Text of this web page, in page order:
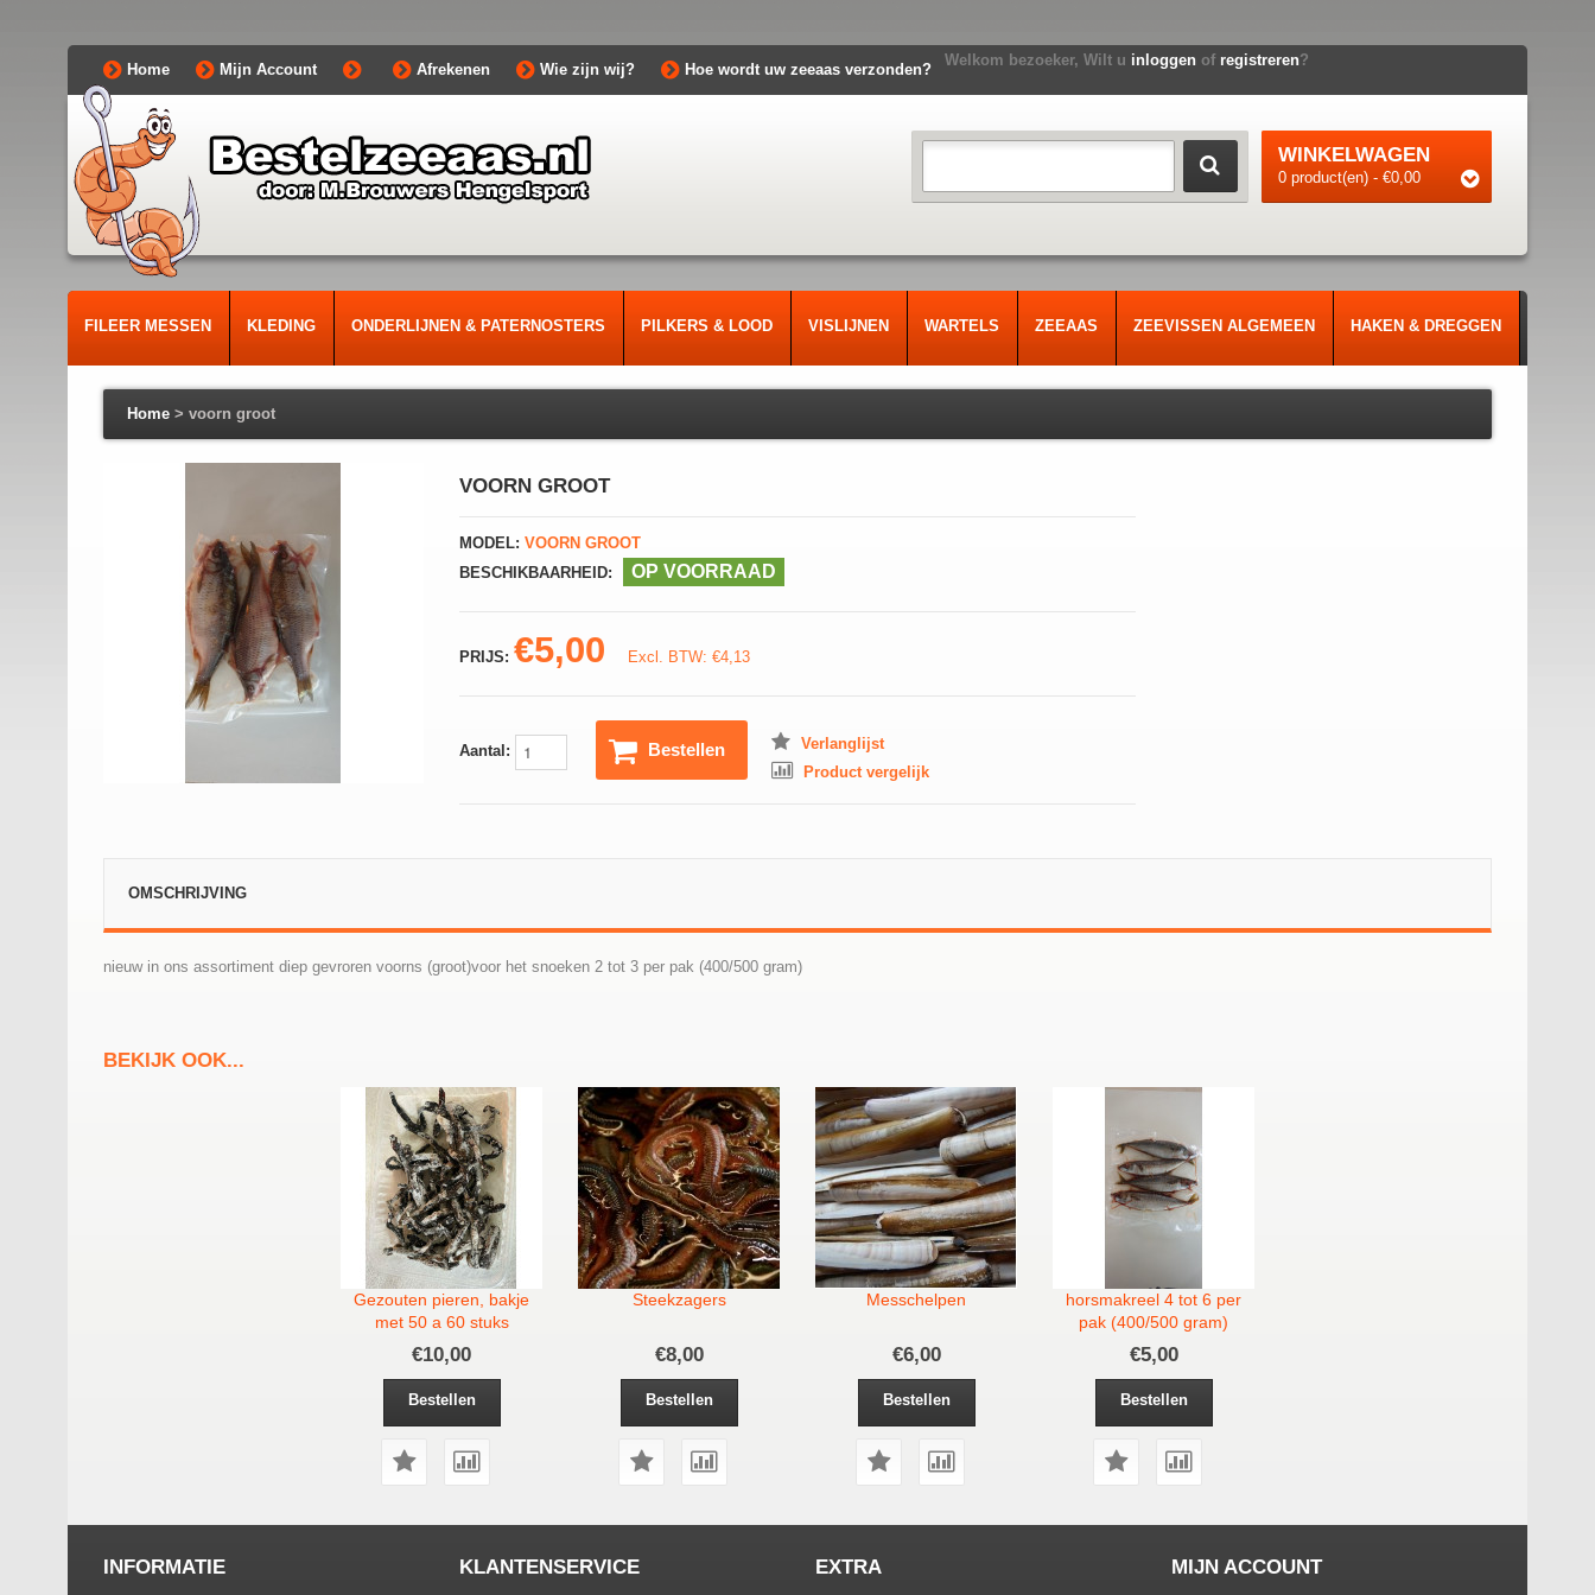
Home Mijn Account Afrekenen Wie zijn wij? Hoe wordt uw zeeaas verzonden?
Welkom bezoeker, Wilt u inloggen of registreren?
WINKELWAGEN
0 product(en) - €0,00
FILEER MESSEN KLEDING ONDERLIJNEN & PATERNOSTERS PILKERS & LOOD VISLIJNEN WARTELS ZEEAAS ZEEVISSEN ALGEMEEN HAKEN & DREGGEN
Home > voorn groot
VOORN GROOT
MODEL: VOORN GROOT
BESCHIKBAARHEID:
OP VOORRAAD
PRIJS: €5,00 Excl. BTW: €4,13
Aantal: Bestellen
Verlanglijst
Product vergelijk
OMSCHRIJVING
nieuw in ons assortiment diep gevroren voorns (groot)voor het snoeken 2 tot 3 per pak (400/500 gram)
BEKIJK OOK...
Gezouten pieren, bakje
met 50 a 60 stuks
€10,00
Bestellen
Steekzagers
€8,00
Bestellen
Messchelpen
€6,00
Bestellen
horsmakreel 4 tot 6 per
pak (400/500 gram)
€5,00
Bestellen
INFORMATIE KLANTENSERVICE EXTRA MIJN ACCOUNT